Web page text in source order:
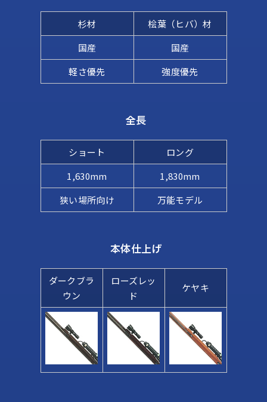
杉材
桧葉（ヒバ）材
国産
国産
軽さ優先
強度優先
全長
ショート
ロング
1,630mm
1,830mm
狭い場所向け
万能モデル
本体仕上げ
ダークブラ
ウン
ローズレッ
ド
ケヤキ